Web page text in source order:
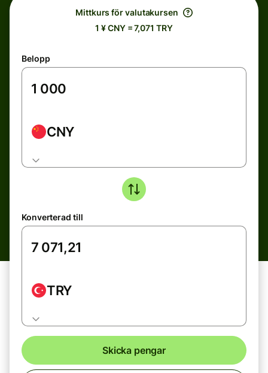
Mittkurs för valutakursen
1 ¥ CNY = 7,071 TRY
Belopp
CNY
Konverterad till
TRY
Skicka pengar